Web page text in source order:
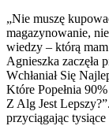
„Nie muszę
magazynowanie,
wiedzy – którą
Agnieszka zaczęła
Wchłaniał Się
Które Popełnia
Z Alg Jest
przyciągając